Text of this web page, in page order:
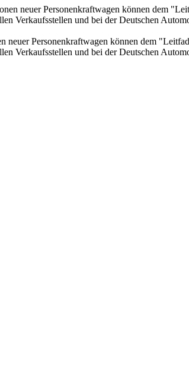
neuer Personenkraftwagen können dem
Verkaufsstellen und bei der Deutschen
Personenkraftwagen können dem
Verkaufsstellen und bei der Deutschen